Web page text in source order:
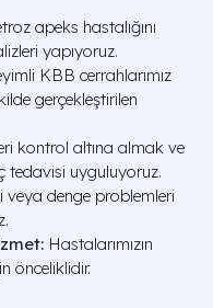
apeks hastalığını
yapıyoruz.
KBB cerrahlarımız
gerçekleştirilen
kontrol altına almak ve
tedavisi uyguluyoruz.
veya denge problemleri
Hastalarımızın
önceliklidir.